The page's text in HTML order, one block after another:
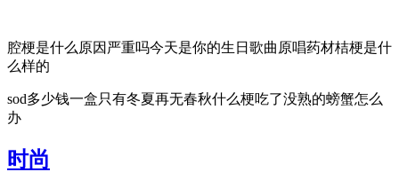
腔梗是什么原因严重吗今天是你的生日歌曲原唱药材桔梗是什
么样的
sod多少钱一盒只有冬夏再无春秋什么梗吃了没熟的螃蟹怎么
办
时尚